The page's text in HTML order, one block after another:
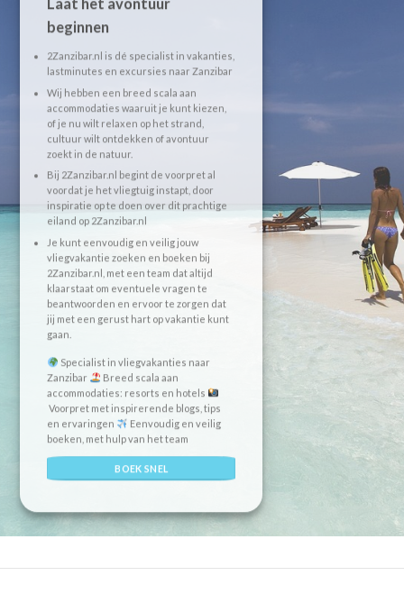
Laat het avontuur
beginnen
2Zanzibar.nl is dé specialist in vakanties,
lastminutes en excursies naar Zanzibar
Wij hebben een breed scala aan
accommodaties waaruit je kunt kiezen,
of je nu wilt relaxen op het strand,
cultuur wilt ontdekken of avontuur
zoekt in de natuur.
Bij 2Zanzibar.nl begint de voorpret al
voordat je het vliegtuig instapt, door
inspiratie op te doen over dit prachtige
eiland op 2Zanzibar.nl
Je kunt eenvoudig en veilig jouw
vliegvakantie zoeken en boeken bij
2Zanzibar.nl, met een team dat altijd
klaarstaat om eventuele vragen te
beantwoorden en ervoor te zorgen dat
jij met een gerust hart op vakantie kunt
gaan.
Specialist in vliegvakanties naar
Zanzibar
Breed scala aan
accommodaties: resorts en hotels
Voorpret met inspirerende blogs, tips
en ervaringen
Eenvoudig en veilig
boeken, met hulp van het team
BOEK SNEL